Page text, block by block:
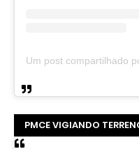
PMCE VIGIANDO